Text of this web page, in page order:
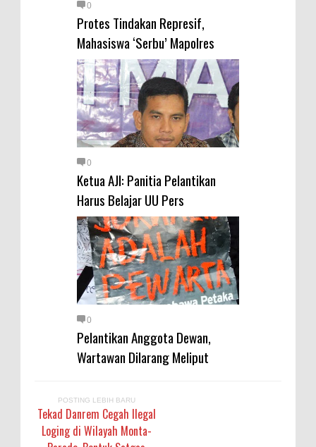
0
Protes Tindakan Represif,
Mahasiswa ‘Serbu’ Mapolres
0
Ketua AJI: Panitia Pelantikan
Harus Belajar UU Pers
0
Pelantikan Anggota Dewan,
Wartawan Dilarang Meliput
POSTING LEBIH BARU
Tekad Danrem Cegah Ilegal
Loging di Wilayah Monta-